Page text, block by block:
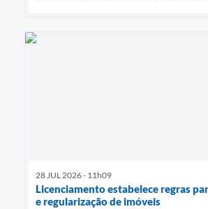
28 JUL 2026 - 11h09
Licenciamento estabelece regras
e regularização de imóveis